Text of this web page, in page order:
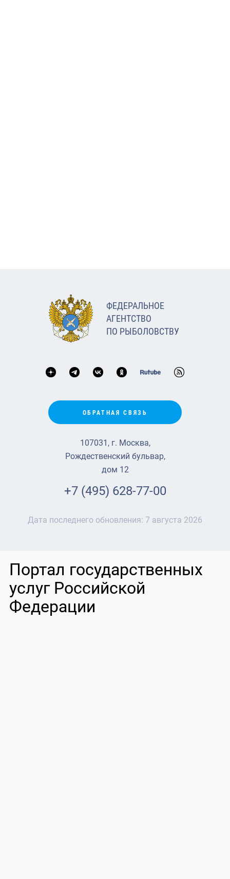
ФЕДЕРАЛЬНОЕ
АГЕНТСТВО
ПО РЫБОЛОВСТВУ
ОБРАТНАЯ СВЯЗЬ
107031, г. Москва,
Рождественский бульвар,
дом 12
+7 (495) 628-77-00
Дата последнего обновления: 7 августа 2026
Портал государственных
услуг Российской
Федерации